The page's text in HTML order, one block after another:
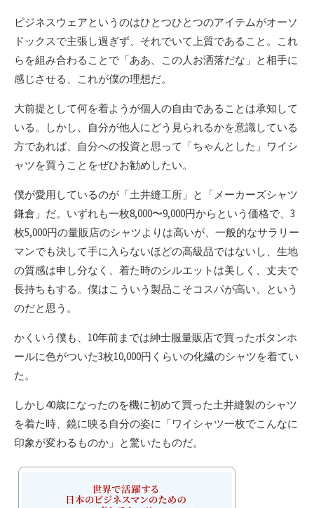
ビジネスウェアというのはひとつひとつのアイテムがオーソ
ドックスで主張し過ぎず、それでいて上質であること。これ
らを組み合わることで「ああ、この人お洒落だな」と相手に
感じさせる、これが僕の理想だ。
大前提として何を着ようが個人の自由であることは承知して
いる。しかし、自分が他人にどう見られるかを意識している
方であれば、自分への投資と思って「ちゃんとした」ワイシ
ャツを買うことをぜひお勧めしたい。
僕が愛用しているのが「土井縫工所」と「メーカーズシャツ
鎌倉」だ。いずれも一枚8,000〜9,000円からという価格で、3
枚5,000円の量販店のシャツよりは高いが、一般的なサラリー
マンでも決して手に入らないほどの高級品ではないし、生地
の質感は申し分なく、着た時のシルエットは美しく、丈夫で
長持ちもする。僕はこういう製品こそコスパが高い、という
のだと思う。
かくいう僕も、10年前までは紳士服量販店で買ったボタンホ
ールに色がついた3枚10,000円くらいの化繊のシャツを着てい
た。
しかし40歳になったのを機に初めて買った土井縫製のシャツ
を着た時、鏡に映る自分の姿に「ワイシャツ一枚でこんなに
印象が変わるものか」と驚いたものだ。